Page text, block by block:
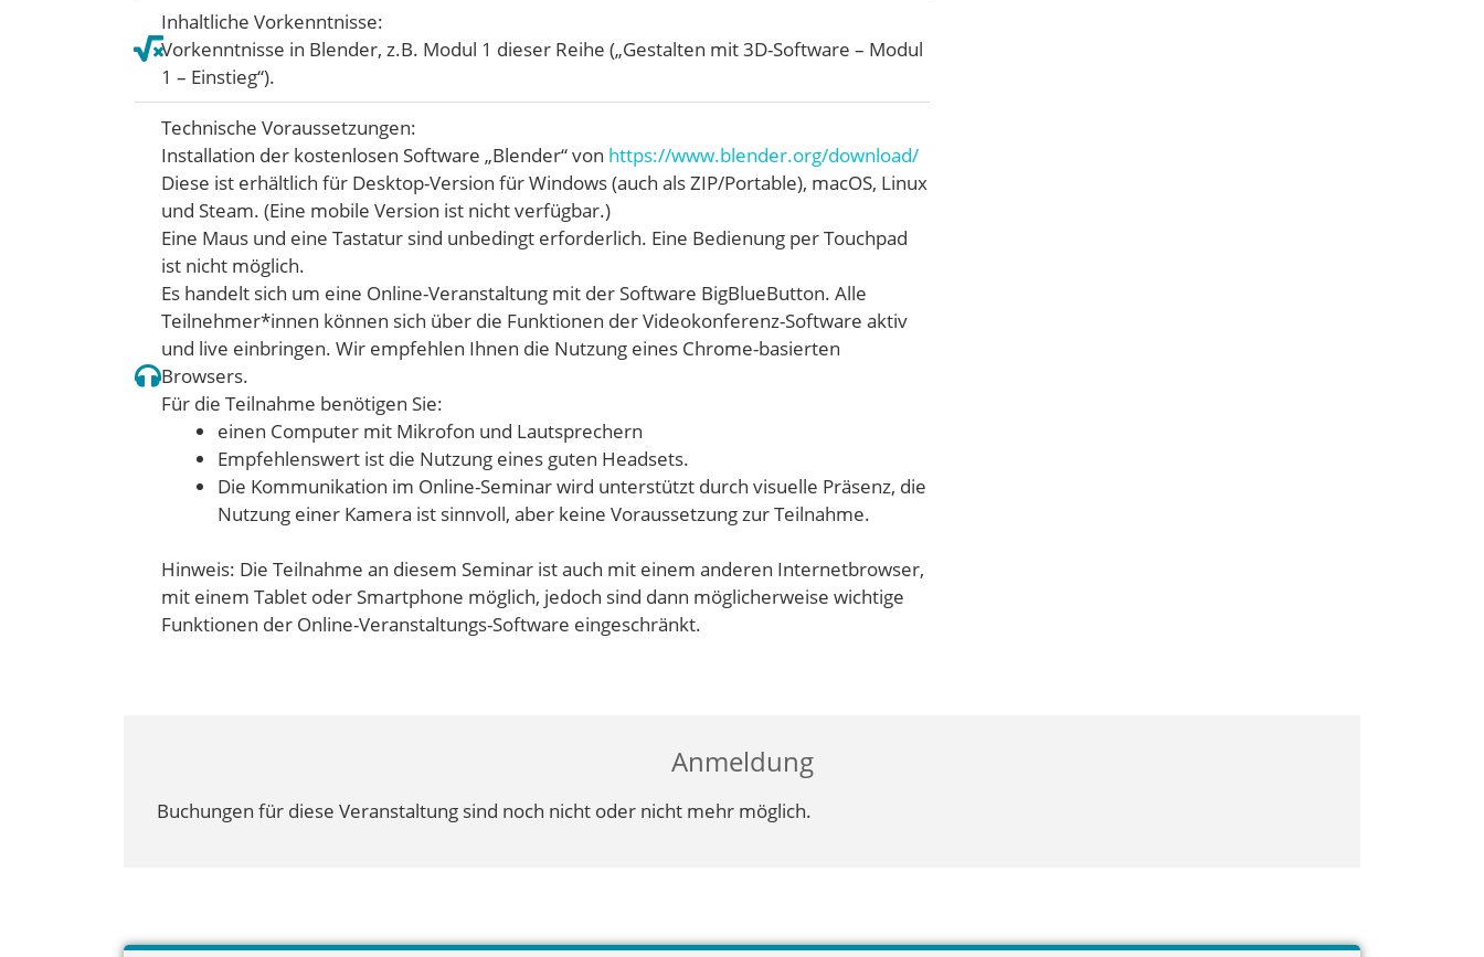
Inhaltliche Vorkenntnisse:
Vorkenntnisse in Blender, z.B. Modul 1 dieser Reihe („Gestalten mit 3D-Software – Modul
1 – Einstieg“).
Technische Voraussetzungen:
Installation der kostenlosen Software „Blender“ von https://www.blender.org/download/
Diese ist erhältlich für Desktop-Version für Windows (auch als ZIP/Portable), macOS, Linux
und Steam. (Eine mobile Version ist nicht verfügbar.)
Eine Maus und eine Tastatur sind unbedingt erforderlich. Eine Bedienung per Touchpad
ist nicht möglich.
Es handelt sich um eine Online-Veranstaltung mit der Software BigBlueButton. Alle
Teilnehmer*innen können sich über die Funktionen der Videokonferenz-Software aktiv
und live einbringen. Wir empfehlen Ihnen die Nutzung eines Chrome-basierten
Browsers.
Für die Teilnahme benötigen Sie:
einen Computer mit Mikrofon und Lautsprechern
Empfehlenswert ist die Nutzung eines guten Headsets.
Die Kommunikation im Online-Seminar wird unterstützt durch visuelle Präsenz, die
Nutzung einer Kamera ist sinnvoll, aber keine Voraussetzung zur Teilnahme.
Hinweis: Die Teilnahme an diesem Seminar ist auch mit einem anderen Internetbrowser,
mit einem Tablet oder Smartphone möglich, jedoch sind dann möglicherweise wichtige
Funktionen der Online-Veranstaltungs-Software eingeschränkt.
Anmeldung
Buchungen für diese Veranstaltung sind noch nicht oder nicht mehr möglich.